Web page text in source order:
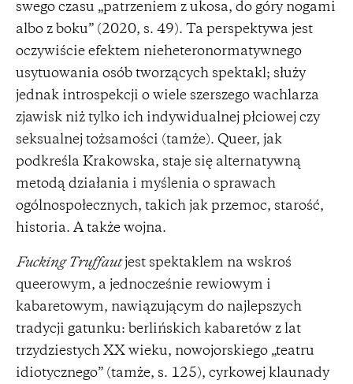
swego czasu „patrzeniem z ukosa, do góry nogami
albo z boku” (2020, s. 49). Ta perspektywa jest
oczywiście efektem nieheteronormatywnego
usytuowania osób tworzących spektakl; służy
jednak introspekcji o wiele szerszego wachlarza
zjawisk niż tylko ich indywidualnej płciowej czy
seksualnej tożsamości (tamże). Queer, jak
podkreśla Krakowska, staje się alternatywną
metodą działania i myślenia o sprawach
ogólnospołecznych, takich jak przemoc, starość,
historia. A także wojna.
Fucking Truffautjest spektaklem na wskroś
queerowym, a jednocześnie rewiowym i
kabaretowym, nawiązującym do najlepszych
tradycji gatunku: berlińskich kabaretów z lat
trzydziestych XX wieku, nowojorskiego „teatru
idiotycznego” (tamże, s. 125), cyrkowej klaunady